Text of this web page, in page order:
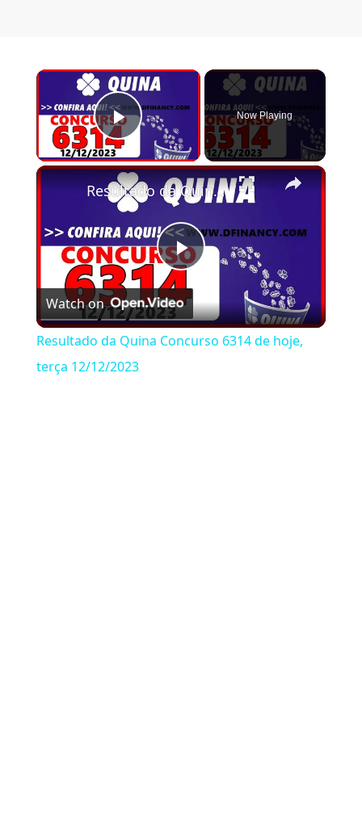
×
Play Video
Now Playing
×
Play Video
Resultado da Quina Concurso 6314 de hoje, terça 12/12/2023
Watch on
Resultado da Quina Concurso 6314 de hoje,
terça 12/12/2023